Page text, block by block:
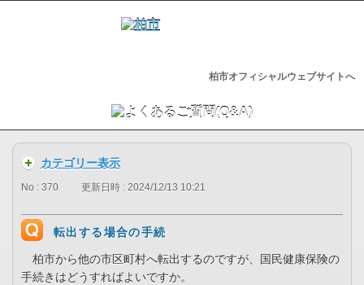
柏市オフィシャルウェブサイトへ
カテゴリー表示
No : 370 更新日時 : 2024/12/13 10:21
転出する場合の手続
柏市から他の市区町村へ転出するのですが、国民健康保険の
手続きはどうすればよいですか。